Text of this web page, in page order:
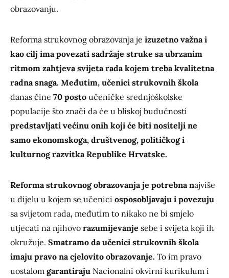
obrazovanju.
Reforma strukovnog obrazovanja je izuzetno važna i
kao cilj ima povezati sadržaje struke sa ubrzanim
ritmom zahtjeva svijeta rada kojem treba kvalitetna
radna snaga. Međutim, učenici strukovnih škola
danas čine 70 posto učeničke srednjoškolske
populacije što znači da će u bliskoj budućnosti
predstavljati većinu onih koji će biti nositelji ne
samo ekonomskoga, društvenog, političkog i
kulturnog razvitka Republike Hrvatske.
Reforma strukovnog obrazovanja je potrebna najviše
u dijelu u kojem se učenici osposobljavaju i povezuju
sa svijetom rada, međutim to nikako ne bi smjelo
utjecati na njihovo razumijevanje sebe i svijeta koji ih
okružuje. Smatramo da učenici strukovnih škola
imaju pravo na cjelovito obrazovanje. To im pravo
uostalom garantiraju Nacionalni okvirni kurikulum i